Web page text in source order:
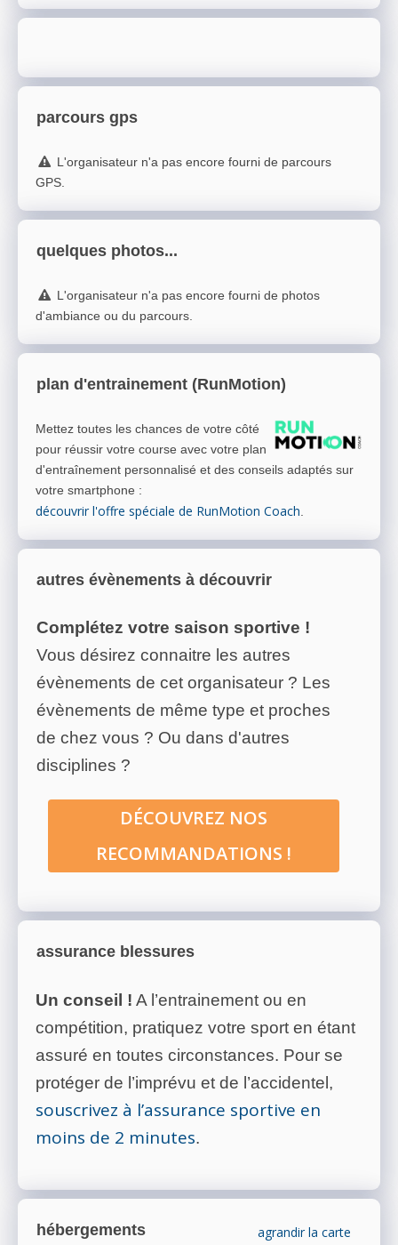
parcours gps
L'organisateur n'a pas encore fourni de parcours
GPS.
quelques photos...
L'organisateur n'a pas encore fourni de photos
d'ambiance ou du parcours.
plan d'entrainement (RunMotion)
Mettez toutes les chances de votre côté
pour réussir votre course avec votre plan
d'entraînement personnalisé et des conseils adaptés sur
votre smartphone :
découvrir l'offre spéciale de RunMotion Coach
autres évènements à découvrir
Complétez votre saison sportive !
Vous désirez connaitre les autres
évènements de cet organisateur ? Les
évènements de même type et proches
de chez vous ? Ou dans d'autres
disciplines ?
DÉCOUVREZ NOS
RECOMMANDATIONS !
assurance blessures
Un conseil ! A l’entrainement ou en
compétition, pratiquez votre sport en étant
assuré en toutes circonstances. Pour se
protéger de l’imprévu et de l’accidentel,
souscrivez à l’assurance sportive en
moins de 2 minutes.
hébergements
agrandir la carte